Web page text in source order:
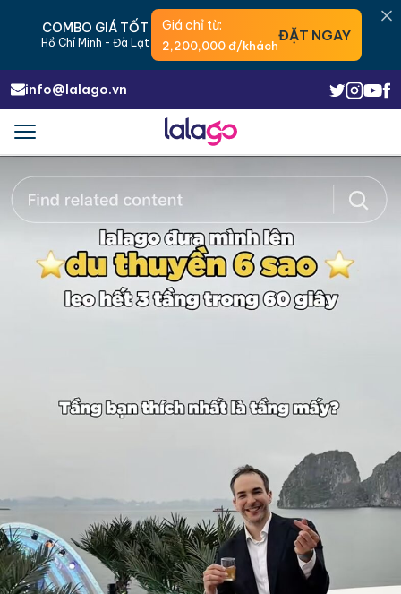
COMBO GIÁ TỐT
Hồ Chí Minh - Đà Lạt
Giá chỉ từ:
2,200,000 đ/khách
ĐẶT NGAY
info@lalago.vn
Menu
Trigger